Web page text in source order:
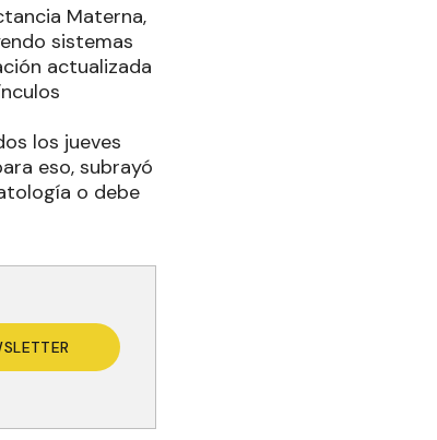
Materna,
sistemas
actualizada
los jueves
eso, subrayó
o debe